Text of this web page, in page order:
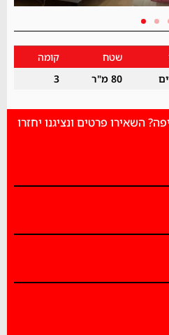
שטח
קומה
80 מ"ר 3
השאירו פרטים ונציגנו יחזרו